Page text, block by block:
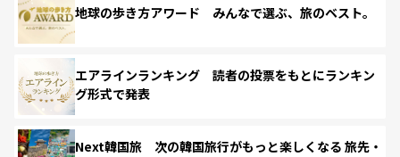
地球の歩き方アワード みんなで選ぶ、旅のベスト。
エアラインランキング 読者の投票をもとにランキン
グ形式で発表
Next韓国旅 次の韓国旅行がもっと楽しくなる 旅先・